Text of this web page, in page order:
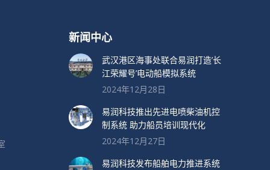
新闻中心
武汉港区海事处联合易润打造’长
江荣耀号’电动船模拟系统
2024年12月28日
易润科技推出先进电喷柴油机控
制系统 助力船员培训现代化
2024年12月27日
易润科技发布船舶电力推进系统